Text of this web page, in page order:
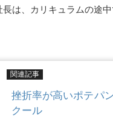
は、カリキュラムの途
関連記事
挫折率が高いポテパ
クール